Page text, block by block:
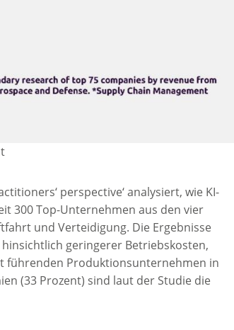
perspective‘ analysiert, wie KI-
300 Top-Unternehmen aus den vier
und Verteidigung. Die Ergebnisse
geringerer Betriebskosten,
führenden Produktionsunternehmen in
(33 Prozent) sind laut der Studie die